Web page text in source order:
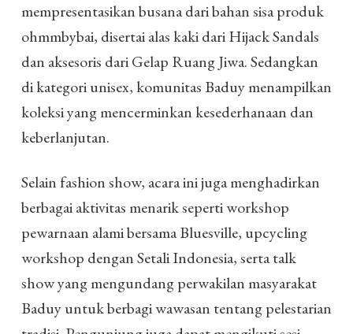
mempresentasikan busana dari bahan sisa produk
ohmmbybai, disertai alas kaki dari Hijack Sandals
dan aksesoris dari Gelap Ruang Jiwa. Sedangkan
di kategori unisex, komunitas Baduy menampilkan
koleksi yang mencerminkan kesederhanaan dan
keberlanjutan.
Selain fashion show, acara ini juga menghadirkan
berbagai aktivitas menarik seperti workshop
pewarnaan alami bersama Bluesville, upcycling
workshop dengan Setali Indonesia, serta talk
show yang mengundang perwakilan masyarakat
Baduy untuk berbagi wawasan tentang pelestarian